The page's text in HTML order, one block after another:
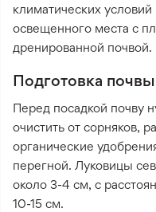
климатических
освещенного места с
дренированной почвой.
Подготовка почвы
Перед посадкой почву
очистить от сорняков,
органические
перегной. Луковицы
около 3-4 см, с
10-15 см.